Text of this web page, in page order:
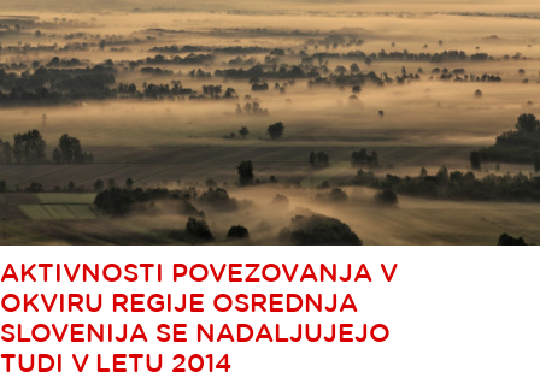
AKTIVNOSTI POVEZOVANJA V
OKVIRU REGIJE OSREDNJA
SLOVENIJA SE NADALJUJEJO
TUDI V LETU 2014